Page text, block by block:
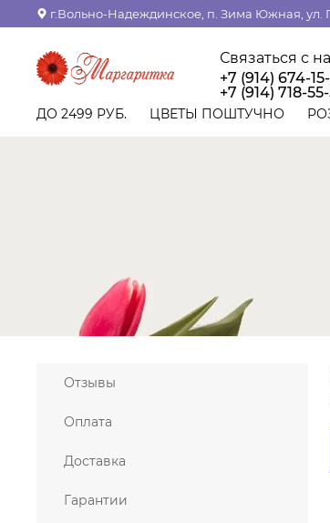
г.Вольно-Надеждинское, п. Зима Южная,
Связаться с
+7 (914) 674-
+7 (914) 718-
ДО 2499 РУБ. ЦВЕТЫ ПОШТУЧНО
Отзывы
Оплата
Доставка
Гарантии